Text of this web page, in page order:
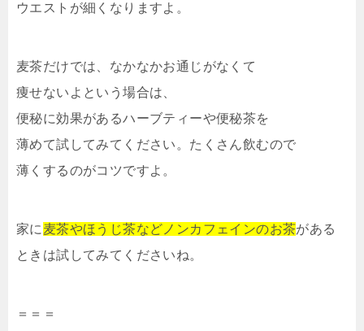
ウエストが細くなりますよ。
麦茶だけでは、なかなかお通じがなくて
痩せないよという場合は、
便秘に効果があるハーブティーや便秘茶を
薄めて試してみてください。たくさん飲むので
薄くするのがコツですよ。
家に 麦茶やほうじ茶などノンカフェインのお茶がある
ときは試してみてくださいね。
＝＝＝